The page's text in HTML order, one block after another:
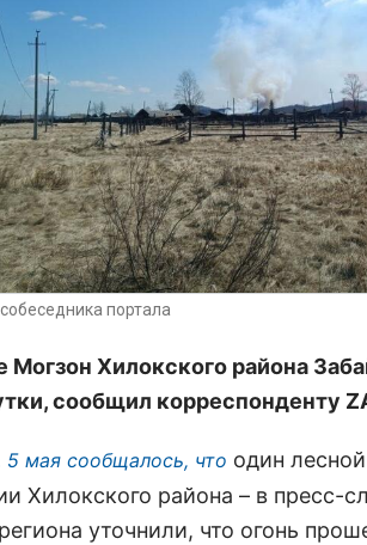
портала
Могзон Хилокского района
сообщил корреспонденту
мая сообщалось, что один
Хилокского района – в пресс-
уточнили, что огонь